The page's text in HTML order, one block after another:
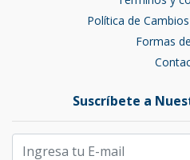
Política de
Formas
Suscríbete a